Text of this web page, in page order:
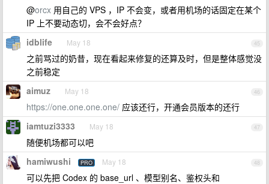
@orcx 用自己的 VPS ，IP 不会变，或者用机场的话固定在某个
IP 上不要动态切，会不会好点？
45
idblife May 18
之前骂过的奶昔，现在看起来修复的还算及时，但是整体感觉没
之前稳定
46
aimuz May 18
https://one.one.one.one/ 应该还行，开通会员版本的还行
47
iamtuzi3333 May 18
随便机场都可以吧
48
hamiwushi PRO May 18
可以先把 Codex 的 base_url 、模型别名、鉴权头和